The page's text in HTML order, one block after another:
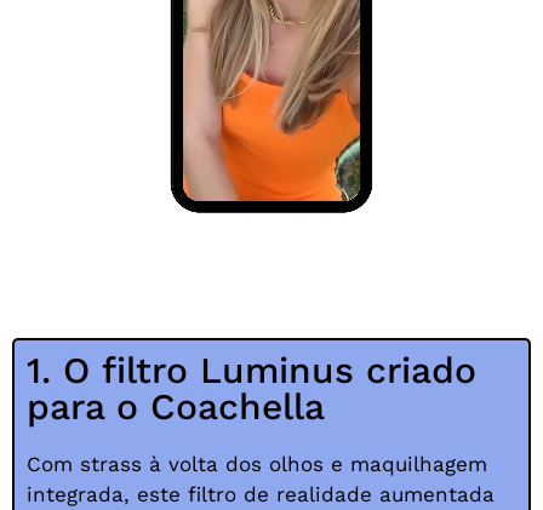
1. O filtro Luminus criado
para o Coachella
Com strass à volta dos olhos e maquilhagem
integrada, este filtro de realidade aumentada